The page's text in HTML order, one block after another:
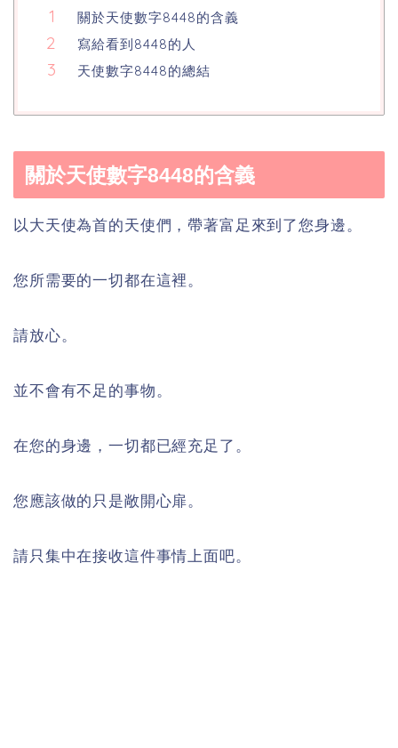
關於天使數字8448的含義
寫給看到8448的人
天使數字8448的總結
關於天使數字8448的含義
以大天使為首的天使們，帶著富足來到了您身邊。
您所需要的一切都在這裡。
請放心。
並不會有不足的事物。
在您的身邊，一切都已經充足了。
您應該做的只是敞開心扉。
請只集中在接收這件事情上面吧。